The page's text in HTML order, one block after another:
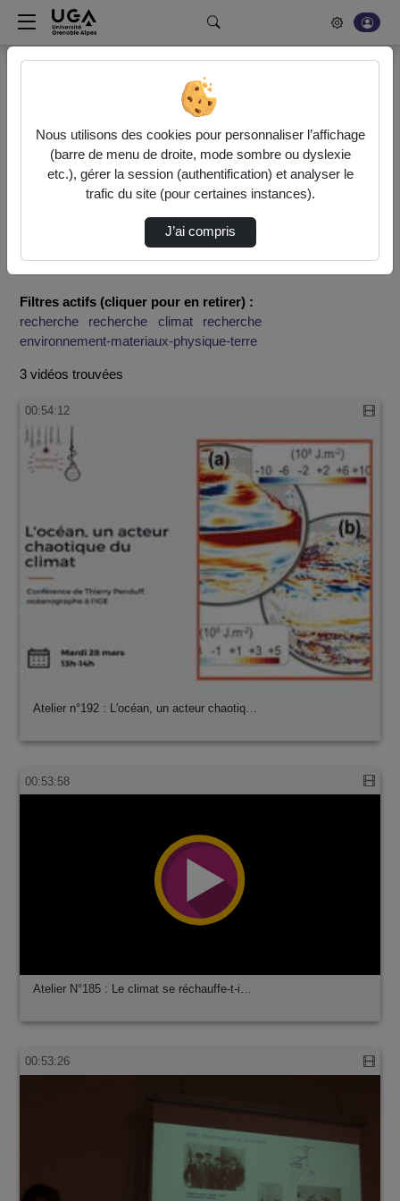
Rechercher un média sur POD
Bonjour, votre serveur vidéo a été mis à jour. Nous sommes
en train de finaliser son optimisation. L'encodage de vos
vidéos fonctionne (ne pas tenir compte du message d'erreur
actuel à la fin de votre encodage).
Résultats de la recherche
Filtres actifs (cliquer pour en retirer) :
recherche
recherche climat
recherche
environnement-materiaux-physique-terre
3 vidéos trouvées
00:54:12
Atelier n°192 : L'océan, un acteur chaotiq…
00:53:58
Atelier N°185 : Le climat se réchauffe-t-i…
00:53:26
Nous utilisons des cookies pour personnaliser l’affichage
(barre de menu de droite, mode sombre ou dyslexie
etc.), gérer la session (authentification) et analyser le
trafic du site (pour certaines instances).
J’ai compris